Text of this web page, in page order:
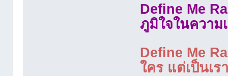
Define Me
ภูมิใจในความ
Define Me
ใคร แต่เป็นเ